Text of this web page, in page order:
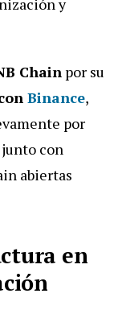
y
Chain por su
Binance,
por
con
abiertas
en